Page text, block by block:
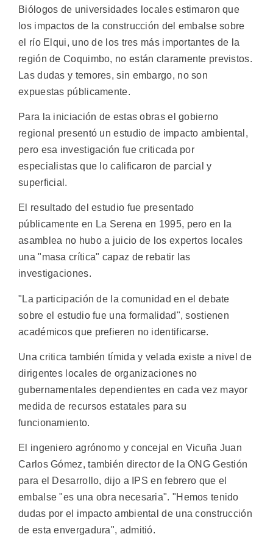
Biólogos de universidades locales estimaron que
los impactos de la construcción del embalse sobre
el río Elqui, uno de los tres más importantes de la
región de Coquimbo, no están claramente previstos.
Las dudas y temores, sin embargo, no son
expuestas públicamente.
Para la iniciación de estas obras el gobierno
regional presentó un estudio de impacto ambiental,
pero esa investigación fue criticada por
especialistas que lo calificaron de parcial y
superficial.
El resultado del estudio fue presentado
públicamente en La Serena en 1995, pero en la
asamblea no hubo a juicio de los expertos locales
una "masa crítica" capaz de rebatir las
investigaciones.
"La participación de la comunidad en el debate
sobre el estudio fue una formalidad", sostienen
académicos que prefieren no identificarse.
Una critica también tímida y velada existe a nivel de
dirigentes locales de organizaciones no
gubernamentales dependientes en cada vez mayor
medida de recursos estatales para su
funcionamiento.
El ingeniero agrónomo y concejal en Vicuña Juan
Carlos Gómez, también director de la ONG Gestión
para el Desarrollo, dijo a IPS en febrero que el
embalse "es una obra necesaria". "Hemos tenido
dudas por el impacto ambiental de una construcción
de esta envergadura", admitió.